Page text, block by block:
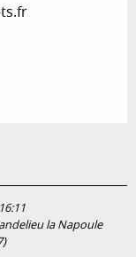
la Napoule
)